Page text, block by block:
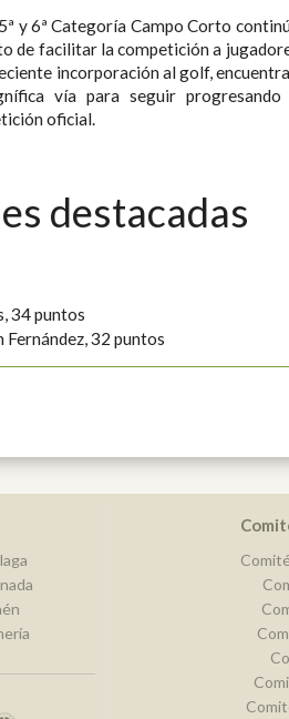
y 6ª Categoría Campo Corto
de facilitar la competición a
incorporación al golf,
vía para seguir progresando
oficial.
destacadas
34 puntos
32 puntos